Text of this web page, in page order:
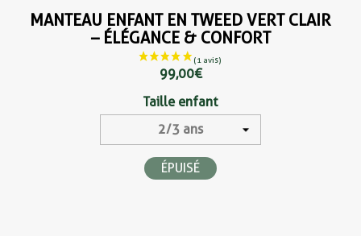
MANTEAU ENFANT EN TWEED VERT CLAIR
– ÉLÉGANCE & CONFORT
99,00 €
Taille enfant
ÉPUISÉ